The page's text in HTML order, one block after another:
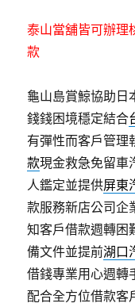
泰山當舖皆可辦理
款
龜山島賞鯨協助日
錢錢困境穩定結合
有彈性而客戶管理
款現金救急免留車
人鑑定並提供屏東
款服務新店公司企
知客戶借款週轉困
備文件並提前湖口
借錢專業用心週轉
配合全方位借款客